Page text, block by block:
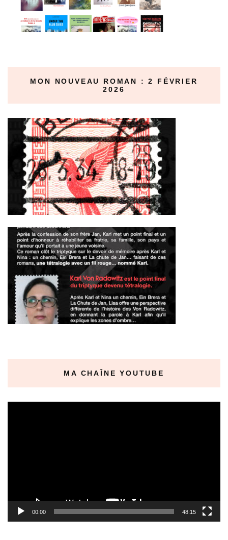
MON NOUVEAU ROMAN : 2 FÉVRIER
2026
MA CHAÎNE YOUTUBE
00:00 48:15